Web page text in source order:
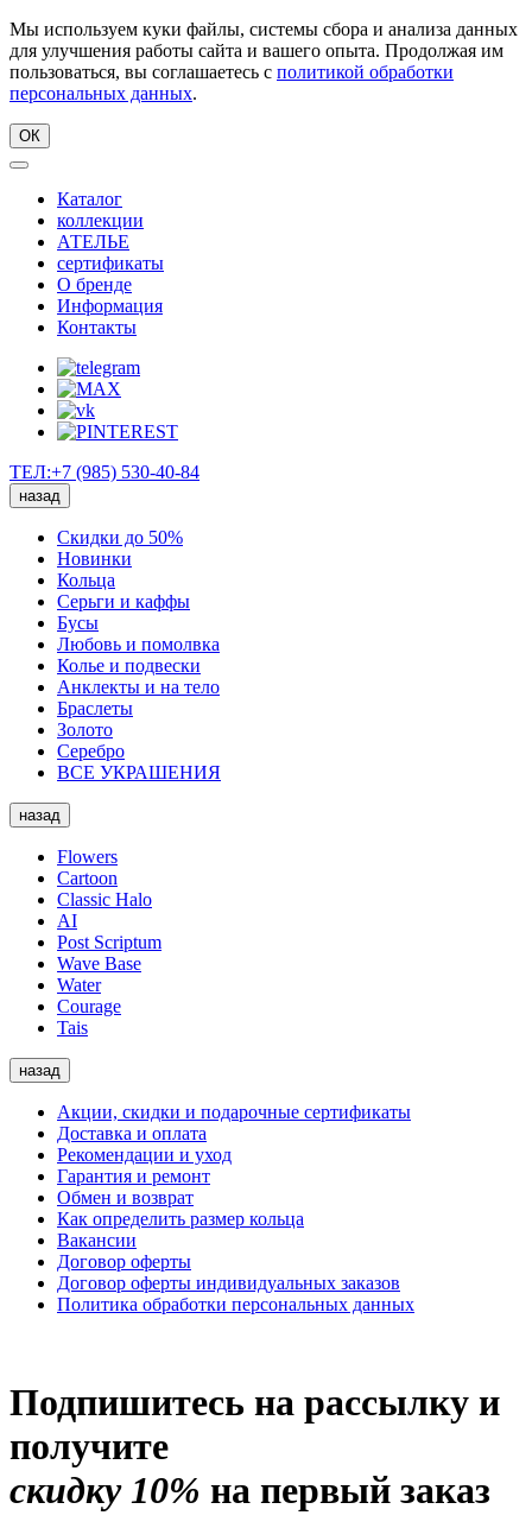
Мы используем куки файлы, системы сбора и анализа данных
для улучшения работы сайта и вашего опыта. Продолжая им
пользоваться, вы соглашаетесь с политикой обработки
персональных данных.
ОК
Каталог
коллекции
АТЕЛЬЕ
сертификаты
О бренде
Информация
Контакты
ТЕЛ:+7 (985) 530-40-84
назад
Скидки до 50%
Новинки
Кольца
Серьги и каффы
Бусы
Любовь и помолвка
Колье и подвески
Анклекты и на тело
Браслеты
Золото
Серебро
ВСЕ УКРАШЕНИЯ
назад
Flowers
Cartoon
Classic Halo
AI
Post Scriptum
Wave Base
Water
Courage
Tais
назад
Акции, скидки и подарочные сертификаты
Доставка и оплата
Рекомендации и уход
Гарантия и ремонт
Обмен и возврат
Как определить размер кольца
Вакансии
Договор оферты
Договор оферты индивидуальных заказов
Политика обработки персональных данных
Подпишитесь на рассылку и
получите
скидку 10% на первый заказ